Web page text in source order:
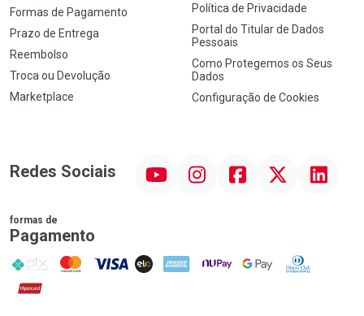
Formas de Pagamento
Prazo de Entrega
Reembolso
Troca ou Devolução
Marketplace
Política de Privacidade
Portal do Titular de Dados
Pessoais
Como Protegemos os Seus
Dados
Configuração de Cookies
Redes Sociais InstagramFacebook Linkedin
formas de
Pagamento
PIX MasterCard
VISA ELO AMEX NuPay Google PayDiners Club
Hipercard